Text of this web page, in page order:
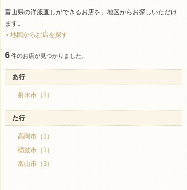
富山県の洋服直しができるお店を、地区からお探しいただけ
ます。
» 地図からお店を探す
6件のお店が見つかりました。
あ行
射水市（1）
た行
高岡市（1）
砺波市（1）
富山市（3）